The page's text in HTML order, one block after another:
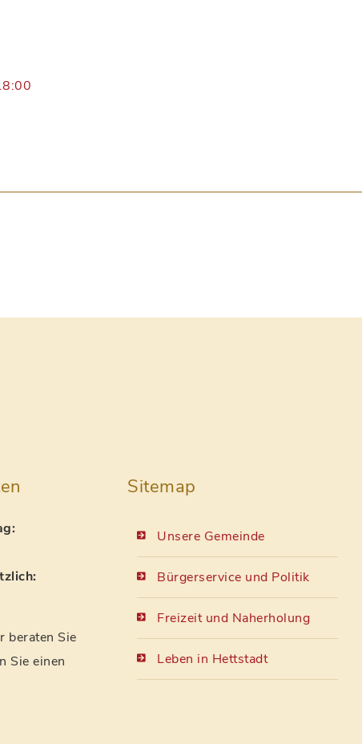
beraten Sie
Sie einen
Sitemap
Unsere Gemeinde
Bürgerservice und Politik
Freizeit und Naherholung
Leben in Hettstadt